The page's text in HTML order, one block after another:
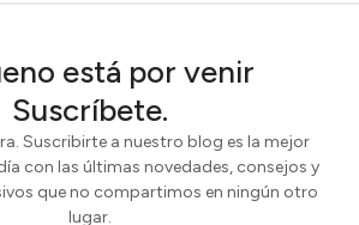
está por venir
Suscríbete.
Suscribirte a nuestro blog es la mejor
con las últimas novedades, consejos y
que no compartimos en ningún otro
lugar.